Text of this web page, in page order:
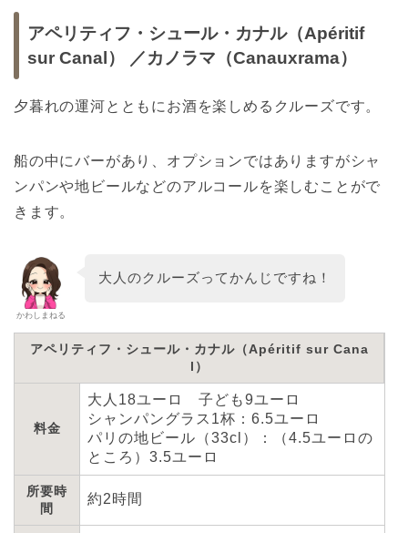
アペリティフ・シュール・カナル（Apéritif
sur Canal） ／カノラマ（Canauxrama）
夕暮れの運河とともにお酒を楽しめるクルーズです。
船の中にバーがあり、オプションではありますがシャ
ンパンや地ビールなどのアルコールを楽しむことがで
きます。
かわしまねる
大人のクルーズってかんじですね！
アペリティフ・シュール・カナル（Apéritif sur Cana
l）
料金
大人18ユーロ 子ども9ユーロ
シャンパングラス1杯：6.5ユーロ
パリの地ビール（33cl）：（4.5ユーロの
ところ）3.5ユーロ
所要時
間
約2時間